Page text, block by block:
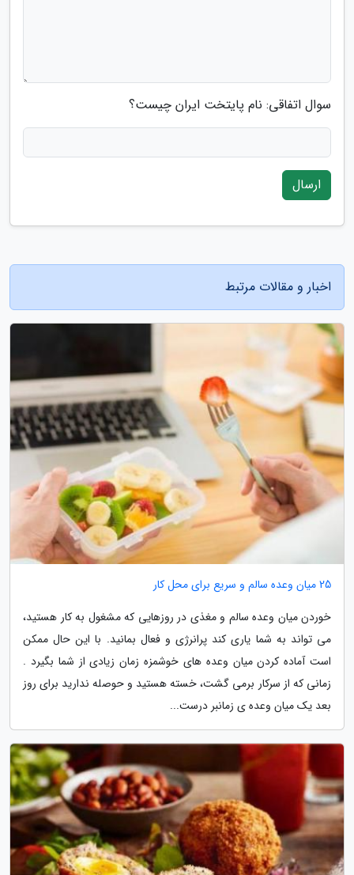
سوال اتفاقی: نام پایتخت ایران چیست؟
ارسال
اخبار و مقالات مرتبط
25 میان وعده سالم و سریع برای محل کار
خوردن میان وعده سالم و مغذی در روزهایی که مشغول به کار هستید،
می تواند به شما یاری کند پرانرژی و فعال بمانید. با این حال ممکن
است آماده کردن میان وعده های خوشمزه زمان زیادی از شما بگیرد .
زمانی که از سرکار برمی گشت، خسته هستید و حوصله ندارید برای روز
بعد یک میان وعده ی زمانبر درست...